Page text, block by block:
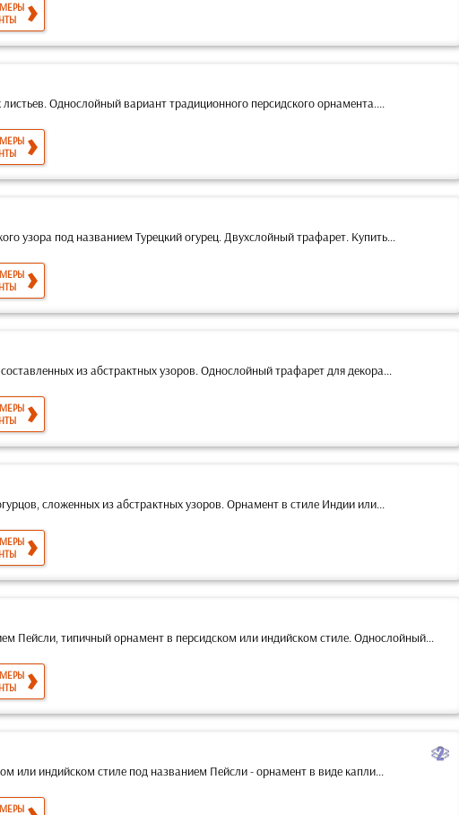
Однослойный вариант традиционного персидского орнамента....
узора под названием Турецкий огурец. Двухслойный трафарет. Купить...
из абстрактных узоров. Однослойный трафарет для декора...
сложенных из абстрактных узоров. Орнамент в стиле Индии или...
Пейсли, типичный орнамент в персидском или индийском стиле. Однослойный...
b
или индийском стиле под названием Пейсли - орнамент в виде капли...